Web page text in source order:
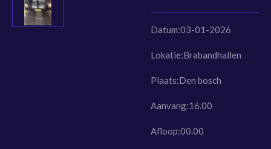
Datum:03-01-2026
Lokatie:Brabandhallen
Plaats:Den bosch
Aanvang:16.00
Afloop:00.00